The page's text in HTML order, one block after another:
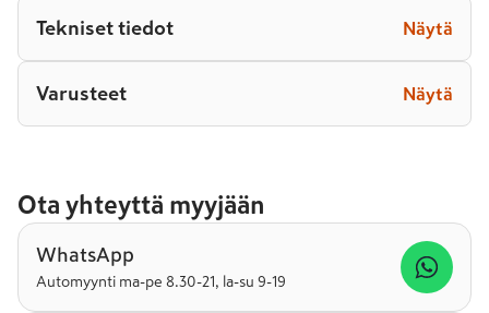
Tekniset tiedot Näytä
Varusteet Näytä
Ota yhteyttä myyjään
WhatsApp
Automyynti ma-pe 8.30-21, la-su 9-19